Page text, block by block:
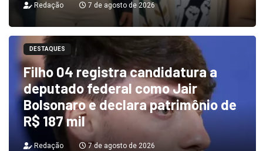
Redação 7 de agosto de 2026
DESTAQUES
Filho 04 registra candidatura a
deputado federal como Jair
Bolsonaro e declara patrimônio de
R$ 187 mil
Redação 7 de agosto de 2026